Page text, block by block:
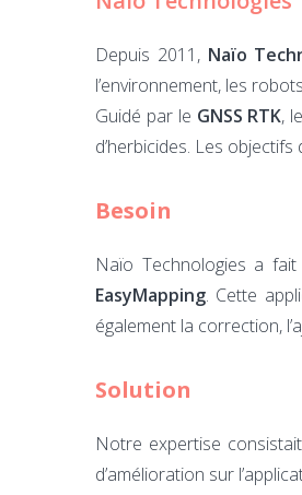
Depuis 2011, Naïo
l’environnement, les
Guidé par le GNSS RTK,
d’herbicides. Les
Besoin
Naïo Technologies a
EasyMapping. Cette
également la correction,
Solution
Notre expertise
d’amélioration sur